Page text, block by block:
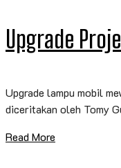
Upgrade
Upgrade lampu mobil
diceritakan oleh Tomy
Read More